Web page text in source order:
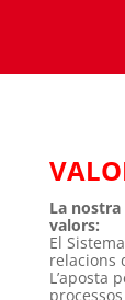
La
valors:
El
relacions
L’aposta